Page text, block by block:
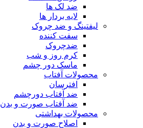
ضد لک ها
لایه بردار ها
لیفتینگ و ضد چروک
سفت کننده
ضدچروک
کرم روز و شب
ماسک دور چشم
محصولات آفتاب
افترسان
ضد آفتاب دورچشم
ضد آفتاب صورت و بدن
محصولات بهداشتی
اصلاح صورت و بدن